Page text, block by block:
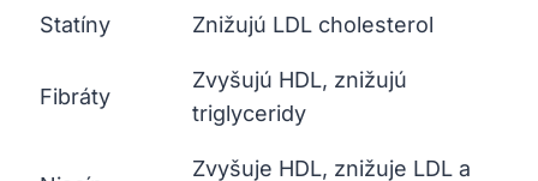
Statíny Znižujú LDL⁢ cholesterol
Fibráty
Zvyšujú HDL,‌ znižujú
triglyceridy
Zvyšuje‌ HDL, znižuje LDL a